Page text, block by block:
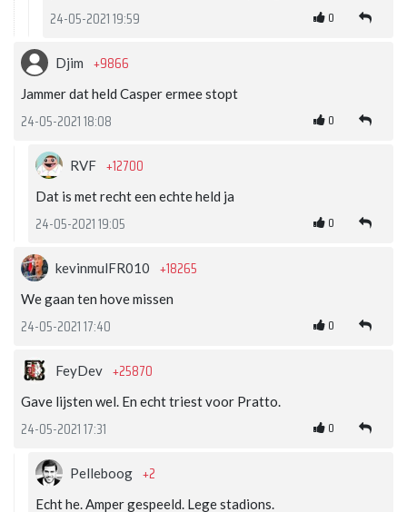
24-05-2021 19:59 0
Djim +9866
Jammer dat held Casper ermee stopt
24-05-2021 18:08 0
RVF +12700
Dat is met recht een echte held ja
24-05-2021 19:05 0
kevinmulFR010 +18265
We gaan ten hove missen
24-05-2021 17:40 0
FeyDev +25870
Gave lijsten wel. En echt triest voor Pratto.
24-05-2021 17:31 0
Pelleboog +2
Echt he. Amper gespeeld. Lege stadions.